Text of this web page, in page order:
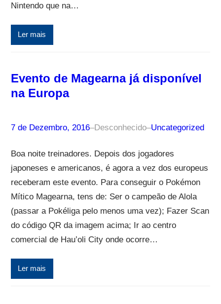
Nintendo que na…
Ler mais
Evento de Magearna já disponível
na Europa
7 de Dezembro, 2016–Desconhecido–Uncategorized
Boa noite treinadores. Depois dos jogadores
japoneses e americanos, é agora a vez dos europeus
receberam este evento. Para conseguir o Pokémon
Mítico Magearna, tens de: Ser o campeão de Alola
(passar a Pokéliga pelo menos uma vez); Fazer Scan
do código QR da imagem acima; Ir ao centro
comercial de Hau’oli City onde ocorre…
Ler mais